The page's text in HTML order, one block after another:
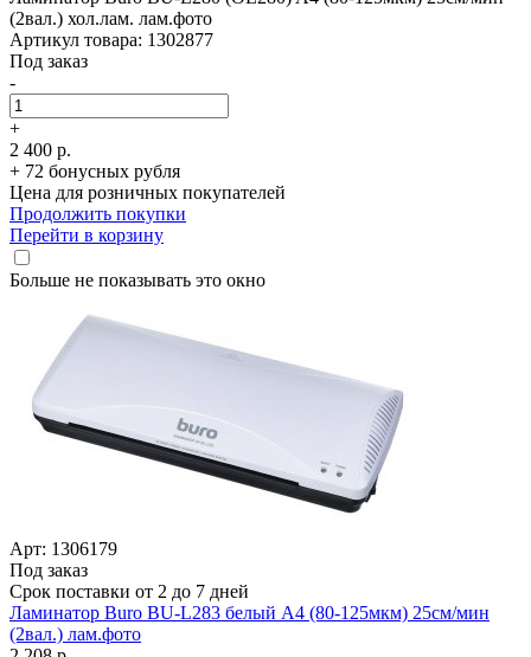
(2вал.) хол.лам. лам.фото
Артикул товара: 1302877
Под заказ
-
+
2 400 р.
+ 72 бонусных рубля
Цена для розничных покупателей
Продолжить покупки
Перейти в корзину
Больше не показывать это окно
Арт: 1306179
Под заказ
Срок поставки от 2 до 7 дней
Ламинатор Buro BU-L283 белый A4 (80-125мкм) 25см/­мин
(2вал.) лам.фото